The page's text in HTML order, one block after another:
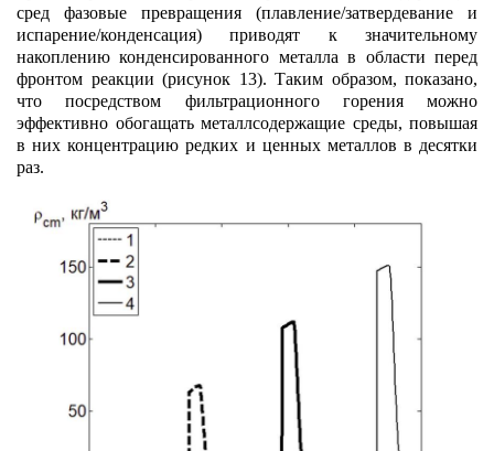
сред фазовые превращения (плавление/затвердевание и
испарение/конденсация) приводят к значительному
накоплению конденсированного металла в области перед
фронтом реакции (рисунок 13). Таким образом, показано,
что посредством фильтрационного горения можно
эффективно обогащать металлсодержащие среды, повышая
в них концентрацию редких и ценных металлов в десятки
раз.